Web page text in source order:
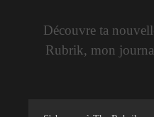
Découvre ta
Rubrik, mon